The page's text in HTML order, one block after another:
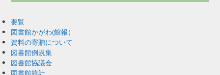
要覧
図書館かがわ(館報）
資料の寄贈について
図書館例規集
図書館協議会
図書館統計